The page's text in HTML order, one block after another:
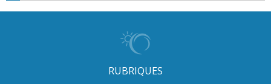
RUBRIQUES